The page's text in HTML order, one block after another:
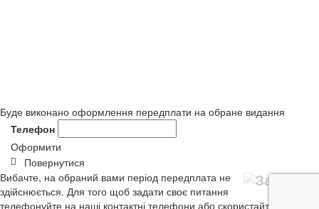
Буде виконано оформлення передплати на обране видання
Телефон
Оформити
Повернутися
Вибачте, на обраний вами період передплата не
здійснюється. Для того щоб задати своє питання
телефонуйте на наші контактні телефони або скористайтеся